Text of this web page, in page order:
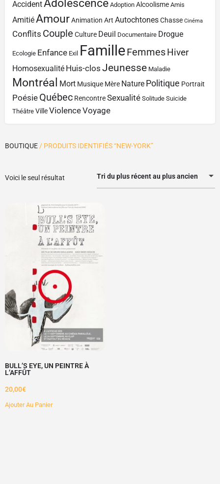
AccidentAdolescence Adoption Alcoolisme Amis
AmitiéAmourAnimation Art AutochtonesChasse Cinéma
Conflits Couple Culture Deuil Documentaire Drogue
Ecologie Enfance Exil FamilleFemmesHiver
Homosexualité Huis-clos Jeunesse Maladie
Montréal Mort Musique Mère Nature Politique Portrait
Poésie Québec RencontreSexualité Solitude Suicide
Théâtre VilleViolenceVoyage
BOUTIQUE / PRODUITS IDENTIFIÉS “NEW-YORK”
Voici le seul résultat Tri du plus récent au plus ancien
BULL’S EYE, UN PEINTRE À
L’AFFÛT
20,00€
Ajouter Au Panier